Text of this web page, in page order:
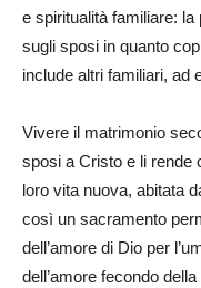
e spiritualità familiare:
sugli sposi in quanto
include altri familiari, ad
Vivere il matrimonio
sposi a Cristo e li rende
loro vita nuova, abitata
così un sacramento
dell’amore di Dio per
dell’amore fecondo